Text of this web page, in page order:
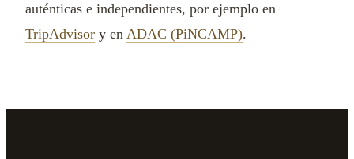
auténticas e independientes, por ejemplo en
TripAdvisor y en ADAC (PiNCAMP).